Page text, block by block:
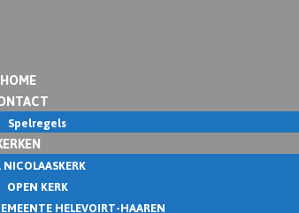
HOME
Spelregels
OPEN KERK
HELEVOIRT-HAAREN